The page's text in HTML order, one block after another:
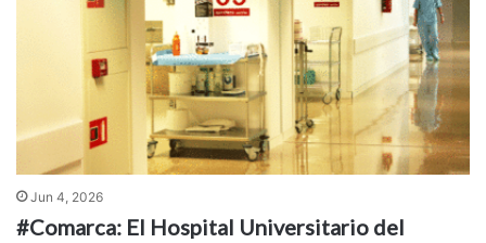
Jun 4, 2026
#Comarca: El Hospital Universitario del